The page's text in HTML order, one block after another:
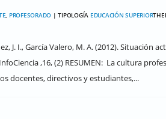
, PROFESORADO | TIPOLOGÍA EDUCACIÓN SUPERIOR
J. I., García Valero, M. A. (2012). Situación
,16, (2) RESUMEN: La cultura
docentes, directivos y estudiantes,...